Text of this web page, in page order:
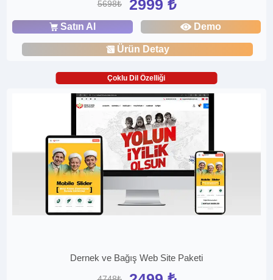
5698₺ 2999 ₺
Satın Al Demo
Ürün Detay
Çoklu Dil Özelliği
Dernek ve Bağış Web Site Paketi